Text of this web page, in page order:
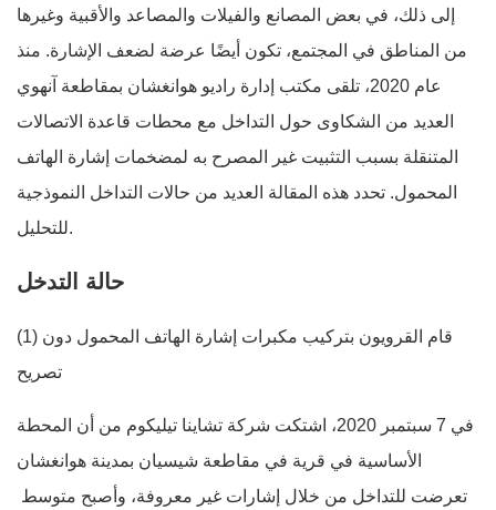
إلى ذلك، في بعض المصانع والفيلات والمصاعد والأقبية وغيرها
من المناطق في المجتمع، تكون أيضًا عرضة لضعف الإشارة. منذ
عام 2020، تلقى مكتب إدارة راديو هوانغشان بمقاطعة آنهوي
العديد من الشكاوى حول التداخل مع محطات قاعدة الاتصالات
المتنقلة بسبب التثبيت غير المصرح به لمضخمات إشارة الهاتف
المحمول. تحدد هذه المقالة العديد من حالات التداخل النموذجية
للتحليل.
حالة التدخل
(1) قام القرويون بتركيب مكبرات إشارة الهاتف المحمول دون
تصريح
في 7 سبتمبر 2020، اشتكت شركة تشاينا تيليكوم من أن المحطة
الأساسية في قرية في مقاطعة شيسيان بمدينة هوانغشان
تعرضت للتداخل من خلال إشارات غير معروفة، وأصبح متوسط ​​